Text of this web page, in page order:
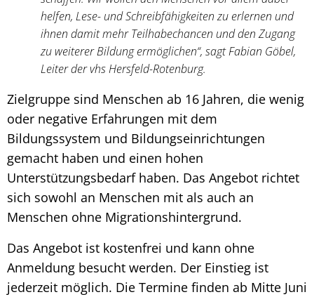
helfen, Lese- und Schreibfähigkeiten zu erlernen und
ihnen damit mehr Teilhabechancen und den Zugang
zu weiterer Bildung ermöglichen“, sagt Fabian Göbel,
Leiter der vhs Hersfeld-Rotenburg.
Zielgruppe sind Menschen ab 16 Jahren, die wenig
oder negative Erfahrungen mit dem
Bildungssystem und Bildungseinrichtungen
gemacht haben und einen hohen
Unterstützungsbedarf haben. Das Angebot richtet
sich sowohl an Menschen mit als auch an
Menschen ohne Migrationshintergrund.
Das Angebot ist kostenfrei und kann ohne
Anmeldung besucht werden. Der Einstieg ist
jederzeit möglich. Die Termine finden ab Mitte Juni